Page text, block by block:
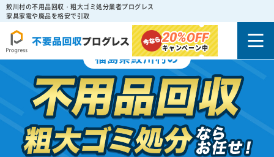
鮫川村の不用品回収・粗大ゴミ処分業者プログレス
家具家電や廃品を格安で引取
20%OFF
キャンペーン中
福島県鮫川村の